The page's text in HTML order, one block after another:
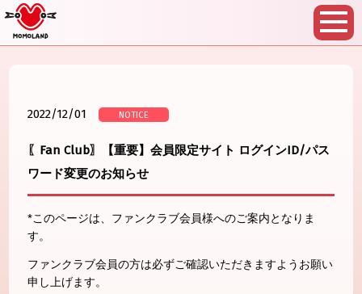
2022/12/01 NOTICE
〖Fan Club〗【重要】会員限定サイト ログインID/パス
ワード変更のお知らせ
*このページは、ファンクラブ会員様へのご案内となりま
す。
ファンクラブ会員の方は必ずご確認いただきますようお願い
申し上げます。